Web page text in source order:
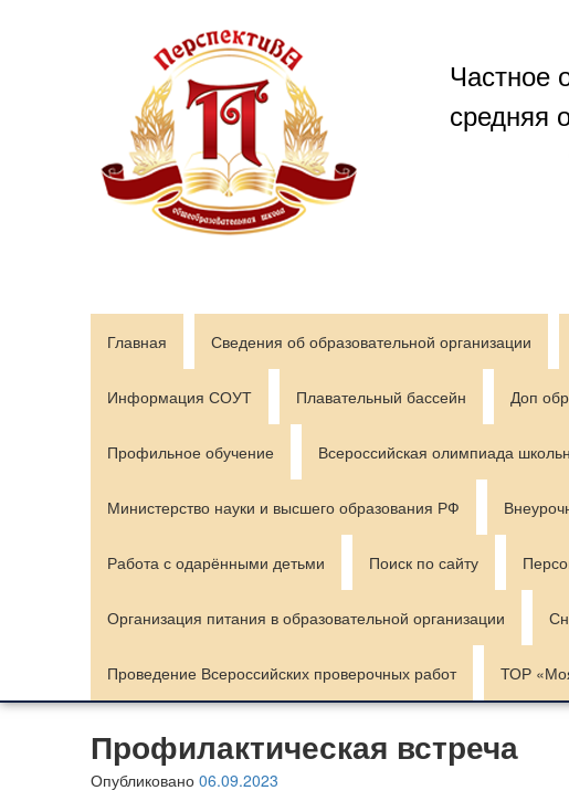
Частное
средняя
Главная Сведения об образовательной организации
Информация СОУТ Плавательный бассейн Доп
Профильное обучение Всероссийская олимпиада
Министерство науки и высшего образования РФ
Работа с одарёнными детьми Поиск по сайту
Организация питания в образовательной организации
Проведение Всероссийских проверочных работ ТОР
Профилактическая встреча
Опубликовано 06.09.2023